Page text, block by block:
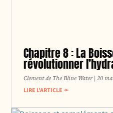
Chapitre 8 : La
révolutionner
Clement de The Bline Water 20
LIRE L'ARTICLE ➛